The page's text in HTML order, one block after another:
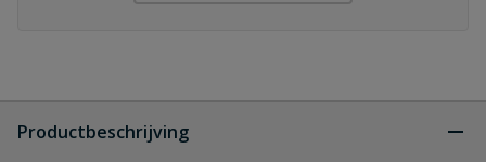
Productbeschrijving